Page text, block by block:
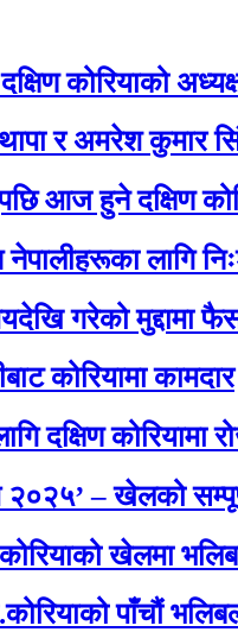
कोरियाको
र अमरेश कुमार
आज हुने दक्षिण
नेपालीहरूका लागि
गरेको मुद्दामा
कोरियामा कामदार
दक्षिण
२०२५’ – खेलको
खेलमा
पाँचौं